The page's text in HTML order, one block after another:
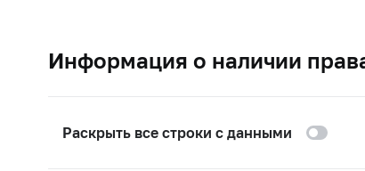
Информация о наличии
Раскрыть все строки с данными